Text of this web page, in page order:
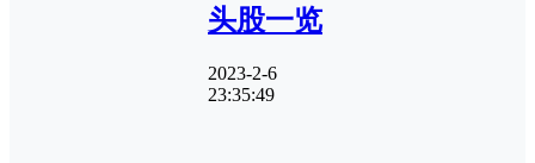
头股一览
2023-2-6
23:35:49